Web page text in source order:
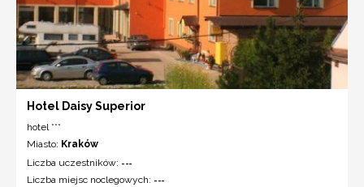
Hotel Daisy Superior
hotel ***
Miasto: Kraków
Liczba uczestników: ---
Liczba miejsc noclegowych: ---